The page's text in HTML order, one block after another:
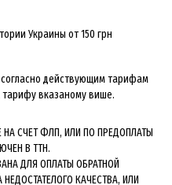
Украины от 150 грн
действующим тарифам
тарифу вказаному више.
СЧЕТ ФЛП, ИЛИ ПО ПРЕДОПЛАТЫ
В ТТН.
ДЛЯ ОПЛАТЫ ОБРАТНОЙ
КАЧЕСТВА, ИЛИ